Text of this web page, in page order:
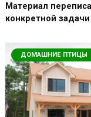
Материал
конкретной задачи
ДОМАШНИЕ ПТИЦЫ